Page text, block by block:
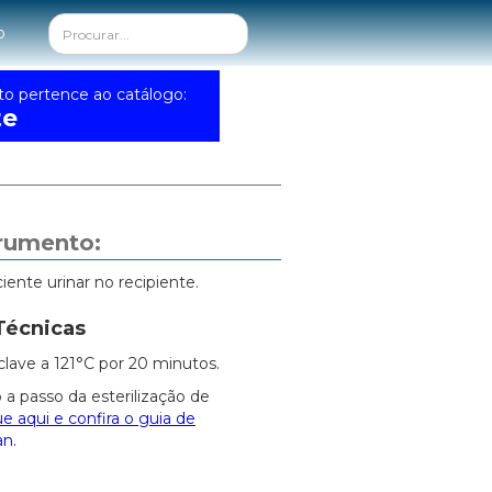
pertence ao catálogo:
urinar no recipiente.
a 121°C por 20 minutos.
a passo da esterilização de
aqui e confira o guia de